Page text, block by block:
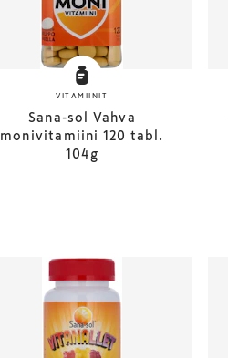
VITAMIINIT
Sana-sol Vahva
monivitamiini 120 tabl.
104g